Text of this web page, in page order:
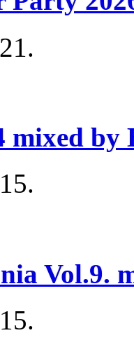
mixed by
Vol.9.